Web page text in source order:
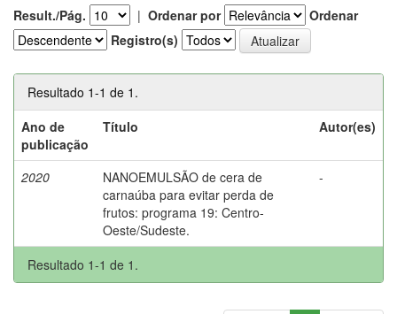
Result./Pág. | Ordenar por
Ordenar
Registro(s)
Resultado 1-1 de 1.
Ano de
publicação
Título Autor(es)
2020
NANOEMULSÃO de cera de
carnaúba para evitar perda de
frutos: programa 19: Centro-
Oeste/Sudeste.
-
Resultado 1-1 de 1.